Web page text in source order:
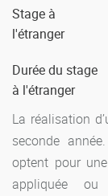
Stage à
l'étranger
Durée du stage
à l'étranger
La réalisation
seconde
optent pour
appliquée